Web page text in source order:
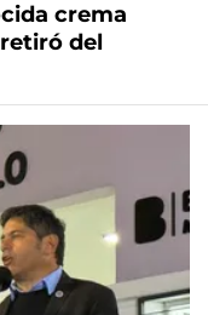
crema
del